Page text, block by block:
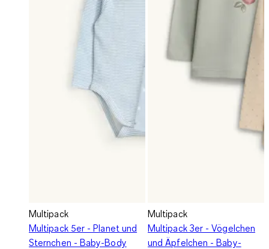
Multipack
Multipack 5er - Planet und
Sternchen - Baby-Body
Multipack
Multipack 3er - Vögelchen
und Äpfelchen - Baby-